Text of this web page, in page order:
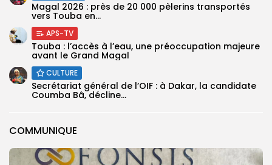
COMMUNIQUE
Magal 2026 : près de 20 000 pèlerins transportés
vers Touba en...
APS-TV
Touba : l’accès à l’eau, une préoccupation majeure
avant le Grand Magal
CULTURE
Secrétariat général de l’OIF : à Dakar, la candidate
Coumba Bâ, décline...